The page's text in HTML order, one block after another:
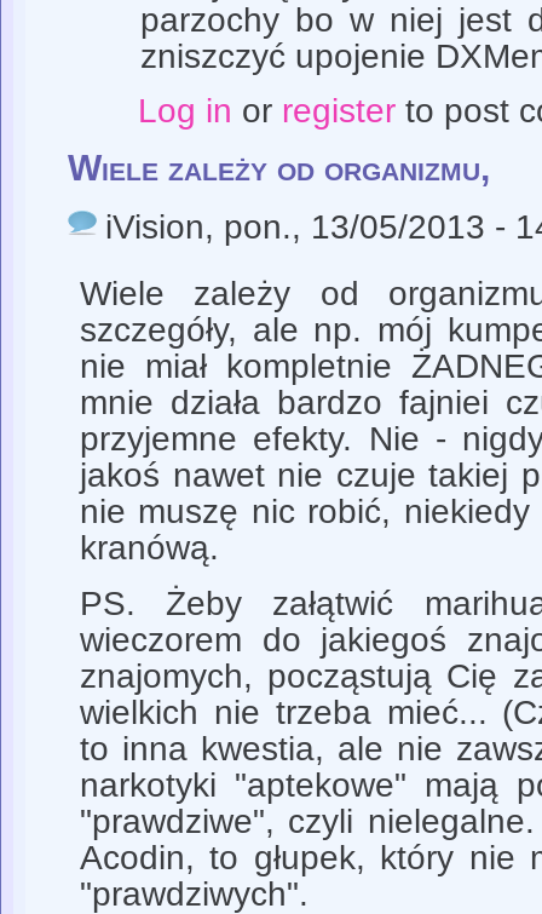
parzochy bo w niej jest
zniszczyć upojenie
Log in or registerto post
Wiele zależy od organizmu,
iVision, pon., 13/05/2013 -
Wiele zależy od
szczegóły, ale np. mój
nie miał kompletnie
mnie działa bardzo fajniei
przyjemne efekty. Nie -
jakoś nawet nie czuje takiej
nie muszę nic robić, niekiedy
kranówą.
PS. Żeby załątwić
wieczorem do jakiegoś
znajomych, począstują Cię
wielkich nie trzeba mieć...
to inna kwestia, ale nie
narkotyki "aptekowe" mają
"prawdziwe", czyli
Acodin, to głupek, który nie
"prawdziwych".